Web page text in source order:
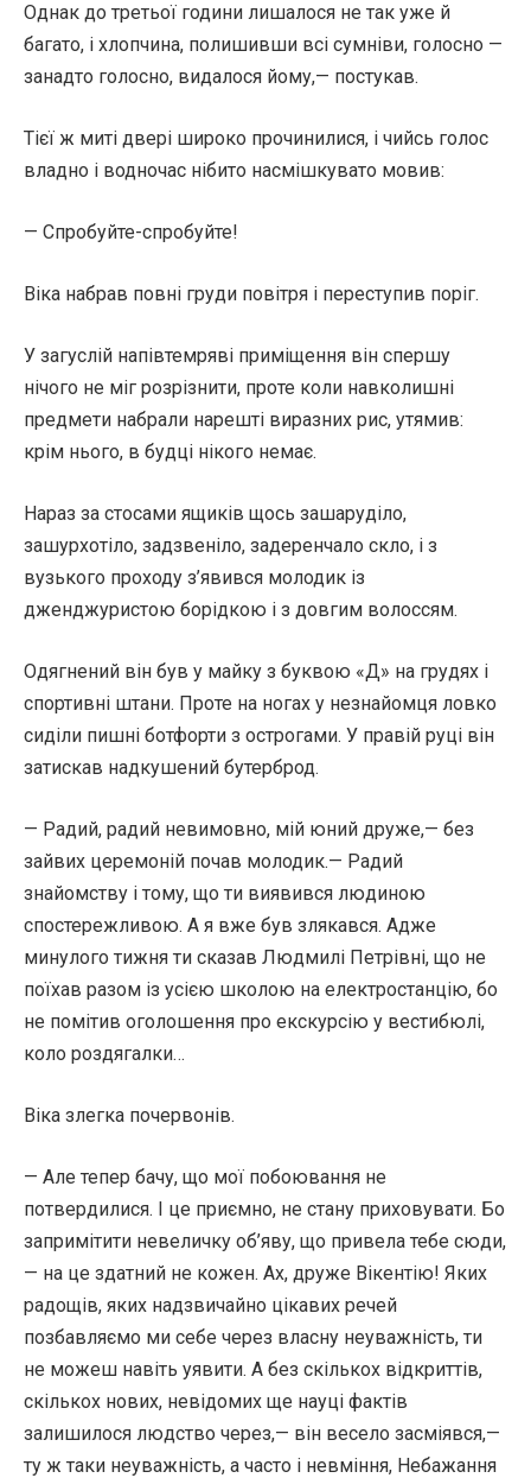
Однак до третьої години лишалося не так уже й
багато, і хлопчина, полишивши всі сумніви, голосно —
занадто голосно, видалося йому,— постукав.
Тієї ж миті двері широко прочинилися, і чийсь голос
владно і водночас нібито насмішкувато мовив:
— Спробуйте-спробуйте!
Віка набрав повні груди повітря і переступив поріг.
У загуслій напівтемряві приміщення він спершу
нічого не міг розрізнити, проте коли навколишні
предмети набрали нарешті виразних рис, утямив:
крім нього, в будці нікого немає.
Нараз за стосами ящиків щось зашаруділо,
зашурхотіло, задзвеніло, задеренчало скло, і з
вузького проходу з’явився молодик із
дженджуристою борідкою і з довгим волоссям.
Одягнений він був у майку з буквою «Д» на грудях і
спортивні штани. Проте на ногах у незнайомця ловко
сиділи пишні ботфорти з острогами. У правій руці він
затискав надкушений бутерброд.
— Радий, радий невимовно, мій юний друже,— без
зайвих церемоній почав молодик.— Радий
знайомству і тому, що ти виявився людиною
спостережливою. А я вже був злякався. Адже
минулого тижня ти сказав Людмилі Петрівні, що не
поїхав разом із усією школою на електростанцію, бо
не помітив оголошення про екскурсію у вестибюлі,
коло роздягалки…
Віка злегка почервонів.
— Але тепер бачу, що мої побоювання не
потвердилися. І це приємно, не стану приховувати. Бо
запримітити невеличку об’яву, що привела тебе сюди,
— на це здатний не кожен. Ах, друже Вікентію! Яких
радощів, яких надзвичайно цікавих речей
позбавляємо ми себе через власну неуважність, ти
не можеш навіть уявити. А без скількох відкриттів,
скількох нових, невідомих ще науці фактів
залишилося людство через,— він весело засміявся,—
ту ж таки неуважність, а часто і невміння, Небажання